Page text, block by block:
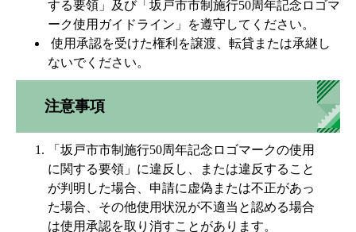
する要領」及び「坂戸市市制施行50周年記念ロゴマ
ーク使用ガイドライン」を遵守してください。
使用承認を受けた権利を譲渡、転貸または承継し
ないでください。
注意事項
「坂戸市市制施行50周年記念ロゴマークの使用
に関する要領」に違反し、または違反すること
が判明した場合、申請に虚偽または不正があっ
た場合、その他使用状況が不適当と認める場合
は使用承認を取り消すことがあります。